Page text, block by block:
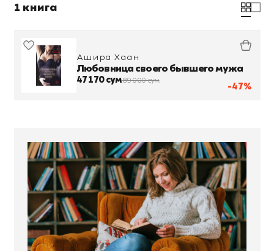
1 книга
-47%
Ашира Хаан
Любовница своего бывшего мужа
47 170 сум89 000 сум